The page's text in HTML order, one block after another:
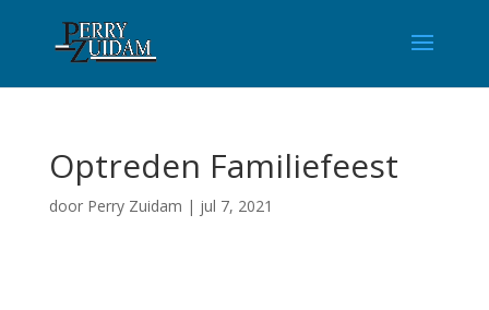
Optreden Familiefeest
door Perry Zuidam | jul 7, 2021